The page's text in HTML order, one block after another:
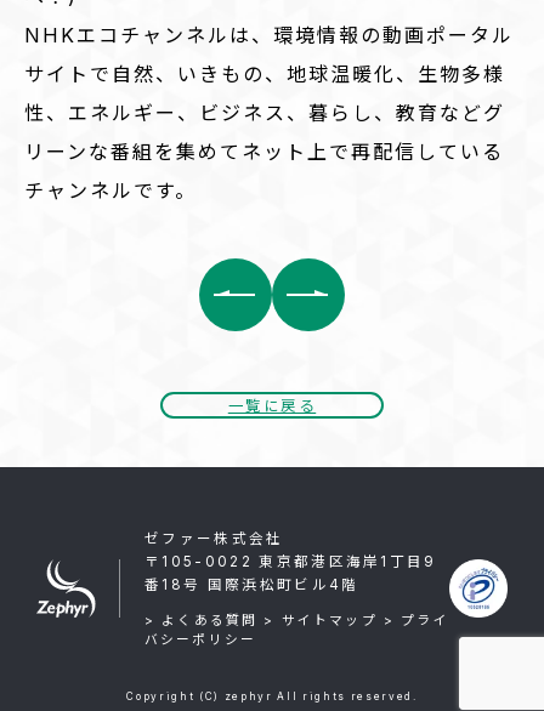
NHKエコチャンネルは、環境情報の動画ポータル
サイトで自然、いきもの、地球温暖化、生物多様
性、エネルギー、ビジネス、暮らし、教育などグ
リーンな番組を集めてネット上で再配信している
チャンネルです。
ン
一覧に戻る
ゼファー株式会社
〒105-0022 東京都港区海岸1丁目9
番18号 国際浜松町ビル4階
> よくある質問 > サイトマップ
> プライ
バシーポリシー
Copyright (C) zephyr All rights reserved.